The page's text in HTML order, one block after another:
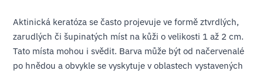
Aktinická keratóza se často projevuje ve formě ztvrdlých,
zarudlých či šupinatých míst na kůži o velikosti 1 až 2 cm.
Tato místa mohou i svědit. Barva může být od načervenalé
po hnědou a obvykle se vyskytuje v oblastech vystavených